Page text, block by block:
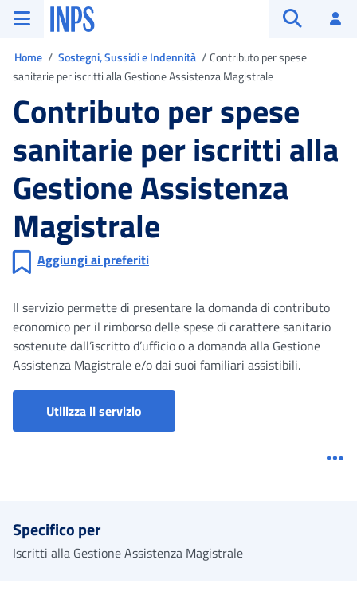
Vai al menu principale
Vai al contenuto principale
Vai al pie' di pagina
INPS ()
Home Sostegni, Sussidi e Indennità
Contributo per spese
sanitarie per iscritti alla Gestione Assistenza Magistrale
Contributo per spese
sanitarie per iscritti alla
Gestione Assistenza
Magistrale
Aggiungi ai preferiti
Il servizio permette di presentare la domanda di contributo
economico per il rimborso delle spese di carattere sanitario
sostenute dall’iscritto d’ufficio o a domanda alla Gestione
Assistenza Magistrale e/o dai suoi familiari assistibili.
Utilizza il servizio
Specifico per
Iscritti alla Gestione Assistenza Magistrale